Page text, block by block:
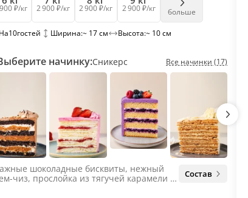
₽/кг 2 900 ₽/кг 2 900 ₽/кг 2 900 ₽/кг больше
На10гостей Ширина:~ 17 см Высота:~ 10 см
начинку:Сникерс Все начинки (17)
шоколадные бисквиты, нежный
чиз, прослойка из тягучей карамели и
Состав